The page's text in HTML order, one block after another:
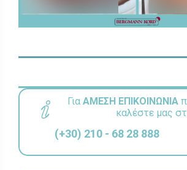
ΓιαΑΜΕΣΗ ΕΠΙΚΟΙΝΩΝΙΑ
καλέστε μας
(+30) 210 - 68 28 888